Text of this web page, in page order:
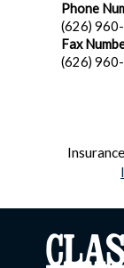
Phone
(626)
Fax
(626)